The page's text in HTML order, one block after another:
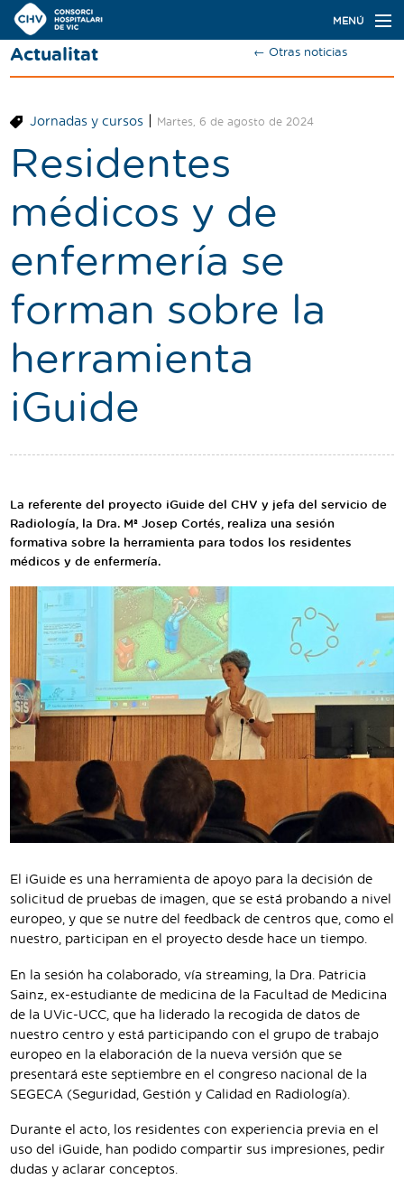
Navegación
principal
MENÚ
Actualidad
Oferta de plazas
Ser residente
Contacto
Buscador
Català Castellano
Traductor
Segueix-nos:
Actualitat ← Otras noticias
Jornadas y cursos| Martes, 6 de agosto de 2024
Residentes
médicos y de
enfermería se
forman sobre la
herramienta
iGuide
La referente del proyecto iGuide del CHV y jefa del servicio de
Radiología, la Dra. Mª Josep Cortés, realiza una sesión
formativa sobre la herramienta para todos los residentes
médicos y de enfermería.
El iGuide es una herramienta de apoyo para la decisión de
solicitud de pruebas de imagen, que se está probando a nivel
europeo, y que se nutre del feedback de centros que, como el
nuestro, participan en el proyecto desde hace un tiempo.
En la sesión ha colaborado, vía streaming, la Dra. Patricia
Sainz, ex-estudiante de medicina de la Facultad de Medicina
de la UVic-UCC, que ha liderado la recogida de datos de
nuestro centro y está participando con el grupo de trabajo
europeo en la elaboración de la nueva versión que se
presentará este septiembre en el congreso nacional de la
SEGECA (Seguridad, Gestión y Calidad en Radiología).
Durante el acto, los residentes con experiencia previa en el
uso del iGuide, han podido compartir sus impresiones, pedir
dudas y aclarar conceptos.